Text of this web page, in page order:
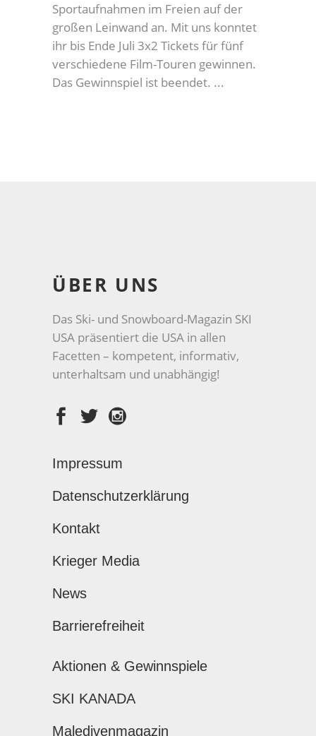
Sportaufnahmen im Freien auf der
großen Leinwand an. Mit uns konntet
ihr bis Ende Juli 3x2 Tickets für fünf
verschiedene Film-Touren gewinnen.
Das Gewinnspiel ist beendet.
ÜBER UNS
Das Ski- und Snowboard-Magazin SKI
USA präsentiert die USA in allen
Facetten – kompetent, informativ,
unterhaltsam und unabhängig!
Impressum
Datenschutzerklärung
Kontakt
Krieger Media
News
Barrierefreiheit
Aktionen & Gewinnspiele
SKI KANADA
Maledivenmagazin